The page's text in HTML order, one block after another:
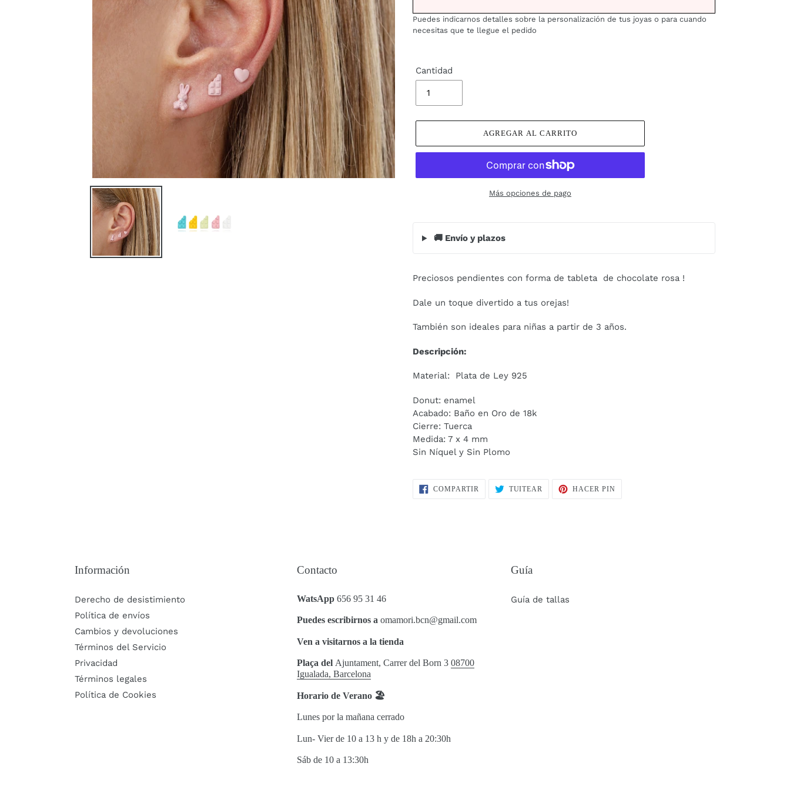
Puedes indicarnos detalles sobre la personalización de tus joyas o para cuando
necesitas que te llegue el pedido
Cantidad
AGREGAR AL CARRITO
Más opciones de pago
🚚 Envío y plazos
el
a
carrito
compra
Preciosos pendientes con forma de tableta de chocolate rosa !
Dale un toque divertido a tus orejas!
También son ideales para niñas a partir de 3 años.
Descripción:
Material: Plata de Ley 925
Donut: enamel
Acabado: Baño en Oro de 18k
Cierre: Tuerca
Medida: 7 x 4 mm
Sin Níquel y Sin Plomo
COMPARTIR COMPARTIR
EN
TUITEAR TUITEARHACER PINPINEAR
Información
Derecho de desistimiento
Política de envíos
Cambios y devoluciones
Términos del Servicio
Privacidad
Términos legales
Política de Cookies
Contacto
WatsApp656 95 31 46
Puedes escribirnos aomamori.bcn@gmail.com
Ven a visitarnos a la tienda
Plaça delAjuntament, Carrer del Born 308700
Igualada, Barcelona
Horario de Verano 🏖
Lunes por la mañana cerrado
Lun- Vier de 10 a 13 h y de 18h a 20:30h
Sáb de 10 a 13:30h
Guía
Guía de tallas